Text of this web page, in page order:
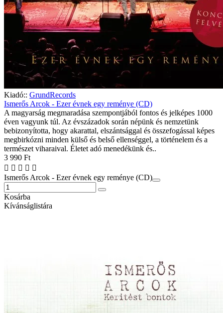
Kiadó:: GrundRecords
Ismerős Arcok - Ezer évnek egy reménye (CD)
A magyarság megmaradása szempontjából fontos és jelképes 1000
éven vagyunk túl. Az évszázadok során népünk és nemzetünk
bebizonyította, hogy akarattal, elszántsággal és összefogással képes
megbirkózni minden külső és belső ellenséggel, a történelem és a
természet viharaival. Életet adó menedékünk és..
3 990 Ft
Ismerős Arcok - Ezer évnek egy reménye (CD)
Kosárba
Kívánságlistára